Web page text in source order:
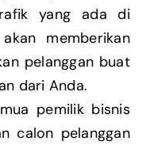
yang ada di
memberikan
pelanggan buat
dari Anda.
pemilik bisnis
calon pelanggan